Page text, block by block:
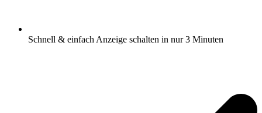
Schnell & einfach Anzeige schalten in nur 3 Minuten